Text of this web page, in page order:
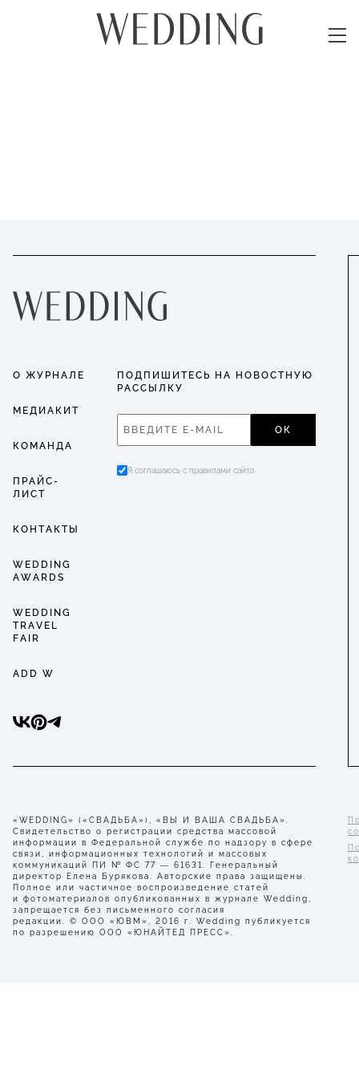
О ЖУРНАЛЕ
МЕДИАКИТ
КОМАНДА
ПРАЙС-
ЛИСТ
КОНТАКТЫ
WEDDING
AWARDS
WEDDING
TRAVEL
FAIR
ADD W
ПОДПИШИТЕСЬ НА НОВОСТНУЮ
РАССЫЛКУ
ОК
Я соглашаюсь с правилами сайта
«WEDDING» («СВАДЬБА»), «ВЫ И ВАША СВАДЬБА».
Свидетельство о регистрации средства массовой
информации в Федеральной службе по надзору в сфере
связи, информационных технологий и массовых
коммуникаций ПИ № ФС 77 — 61631. Генеральный
директор Елена Бурякова. Авторские права защищены.
Полное или частичное воспроизведение статей
и фотоматериалов опубликованных в журнале Wedding,
запрещается без письменного согласия
редакции. © ООО «ЮВМ», 2016 г. Wedding публикуется
по разрешению ООО «ЮНАЙТЕД ПРЕСС».